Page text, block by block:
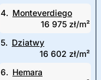
4. Monteverdiego
16 975 zł/m²
5. Dziatwy
16 602 zł/m²
6. Hemara